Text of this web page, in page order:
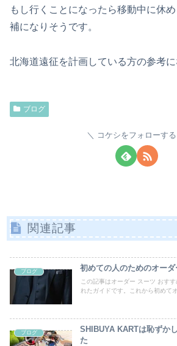
もし行くことになったら移動中に休
補になりそうです。
北海道遠征を計画している方の参考に
ブログ
コケシをフォローする
関連記事
ブログ 初めての人のためのオー
この記事はオーダー スーツ おす
れたガイドです。これから初めて
ブログ
SHIBUYA KARTは恥ずか
た